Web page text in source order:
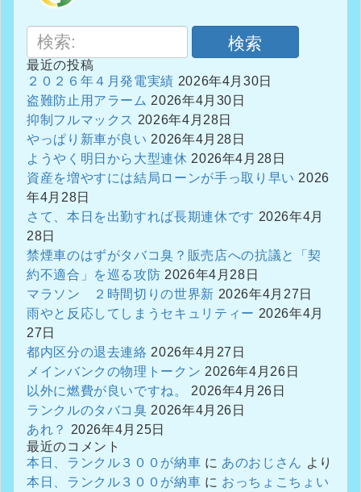
検索
最近の投稿
２０２６年４月発電実績 2026年4月30日
盗難防止用アラーム 2026年4月30日
抑制フルマックス 2026年4月28日
やっぱり新車が良い 2026年4月28日
ようやく明日から大型連休 2026年4月28日
資産を増やすには結局ローンが手っ取り早い 2026
年4月28日
さて、本日を出勤すれば長期連休です 2026年4月
28日
禁煙車のはずがタバコ臭？販売店への抗議と「契
約不適合」を巡る攻防 2026年4月28日
マラソン ２時間切りの世界新 2026年4月27日
雨やと反応してしまうセキュリティー 2026年4月
27日
都内区分の退去連絡 2026年4月27日
メインバンクの物理トークン 2026年4月26日
以外に燃費が良いですね。
2026年4月26日
ランクルのタバコ臭 2026年4月26日
あれ？
2026年4月25日
最近のコメント
本日、ランクル３００が納車 に あのおじさん より
本日、ランクル３００が納車 に おっちょこちょい